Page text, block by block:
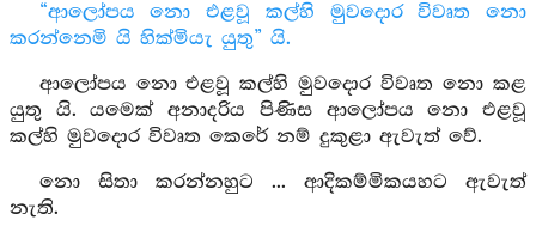
“ආලෝපය නො එළවූ කල්හි මුවදොර විවෘත නො
කරන්නෙමි යි හික්මියැ යුතු” යි.
ආලෝපය නො එළවූ කල්හි මුවදොර විවෘත නො කළ
යුතු යි. යමෙක් අනාදරිය පිණිස ආලෝපය නො එළවූ
කල්හි මුවදොර විවෘත කෙරේ නම් දුකුළා ඇවැත් වේ.
නො සිතා කරන්නහුට ... ආදිකම්මිකයහට ඇවැත්
නැති.